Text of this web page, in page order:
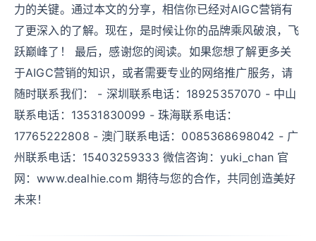
力的关键。通过本文的分享，相信你已经对AIGC营销有
了更深入的了解。现在，是时候让你的品牌乘风破浪，飞
跃巅峰了！ 最后，感谢您的阅读。如果您想了解更多关
于AIGC营销的知识，或者需要专业的网络推广服务，请
随时联系我们： - 深圳联系电话：18925357070 - 中山
联系电话：13531830099 - 珠海联系电话：
17765222808 - 澳门联系电话：0085368698042 - 广
州联系电话：15403259333 微信咨询：yuki_chan 官
网：www.dealhie.com 期待与您的合作，共同创造美好
未来！